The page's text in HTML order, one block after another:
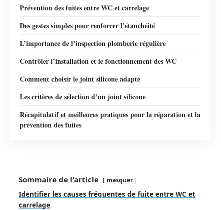
Prévention des fuites entre WC et carrelage
Des gestes simples pour renforcer l’étanchéité
L’importance de l’inspection plomberie régulière
Contrôler l’installation et le fonctionnement des WC
Comment choisir le joint silicone adapté
Les critères de sélection d’un joint silicone
Récapitulatif et meilleures pratiques pour la réparation et la
prévention des fuites
Sommaire de l'article masquer
Identifier les causes fréquentes de fuite entre WC et
carrelage